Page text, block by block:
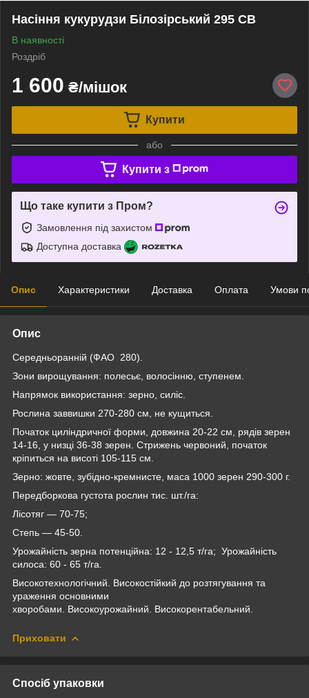
Насіння кукурудзи Білозірський 295 СВ
В наявності
Роздріб
1 600 ₴/мішок
Купити
або
Купити з
Що таке купити з Пром?
Замовлення під захистом
Доступна доставка
Опис Характеристики Доставка Оплата Умови
Опис
Середньоранній (ФАО 280).
Зони вирощування: полесьє, волосінню, ступенем.
Напрямок використання: зерно, силіс.
Рослина заввишки 270-280 см, не кущиться.
Початок циліндричної форми, довжина 20-22 см, рядів зерен
14-16, у низці 36-38 зерен. Стрижень червоний, початок
кріпиться на висоті 105-115 см.
Зерно: жовте, зубідно-кремнисте, маса 1000 зерен 290-300 г.
Передборкова густота рослин тис. шт./га:
Лісотяг — 70-75;
Степь — 45-50.
Урожайність зерна потенційна: 12 - 12,5 т/га; Урожайність
силоса: 60 - 65 т/га.
Високотехнологічний. Високостійкий до розтягування та
ураження основними
хворобами. Високоурожайний. Високорентабельний.
Приховати
Спосіб упаковки